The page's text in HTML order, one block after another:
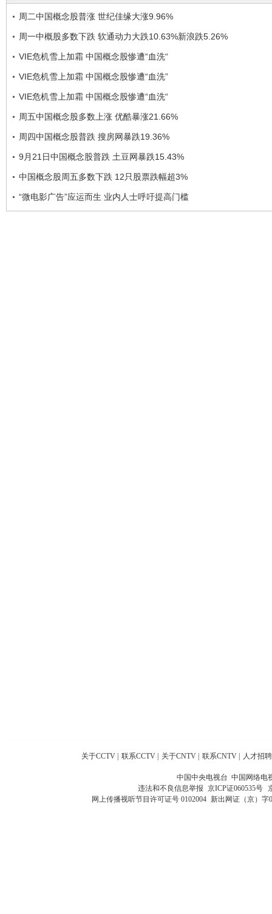
周二中国概念股普涨 世纪佳缘大涨9.96%
周一中概股多数下跌 软通动力大跌10.63%新浪跌5.26%
VIE危机雪上加霜 中国概念股惨遭“血洗“
VIE危机雪上加霜 中国概念股惨遭“血洗”
VIE危机雪上加霜 中国概念股惨遭“血洗“
周五中国概念股多数上涨 优酷暴涨21.66%
周四中国概念股普跌 搜房网暴跌19.36%
9月21日中国概念股普跌 土豆网暴跌15.43%
中国概念股周五多数下跌 12只股票跌幅超3%
“微电影广告”应运而生 业内人士呼吁提高门槛
关于CCTV 联系CCTV 关于CNTV 联系CNTV 人才招聘
中国中央电视台 中国网络电
违法和不良信息举报 京ICP证060535号
网上传播视听节目许可证号 0102004 新出网证（京）